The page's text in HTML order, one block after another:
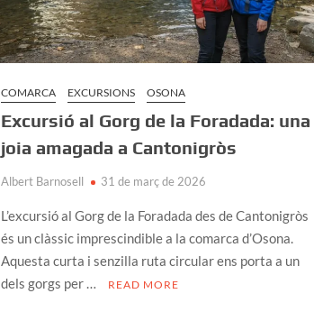
COMARCA EXCURSIONS OSONA
Excursió al Gorg de la Foradada: una
joia amagada a Cantonigròs
Albert Barnosell 31 de març de 2026
L’excursió al Gorg de la Foradada des de Cantonigròs
és un clàssic imprescindible a la comarca d’Osona.
Aquesta curta i senzilla ruta circular ens porta a un
dels gorgs per …
READ MORE